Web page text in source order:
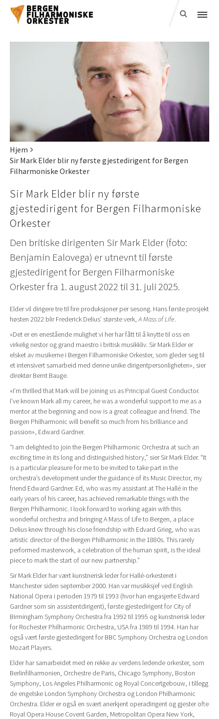
Hjem
Sir Mark Elder blir ny første gjestedirigent for Bergen
Filharmoniske Orkester
Sir Mark Elder blir ny første
gjestedirigent for Bergen Filharmoniske
Orkester
Den britiske dirigenten Sir Mark Elder (foto:
Benjamin Ealovega) er utnevnt til første
gjestedirigent for Bergen Filharmoniske
Orkester fra 1. august 2022 til 31. juli 2025.
Elder vil dirigere tre til fire produksjoner per sesong. Hans første prosjekt
høsten 2022 blir Frederick Delius’ største verk,A Mass of Life.
«Det er en enestående mulighet vi her har fått til å knytte til oss en
virkelig nestor og grand maestro i britisk musikkliv. Sir Mark Elder er
elsket av musikerne i Bergen Filharmoniske Orkester, som gleder seg til
et intensivert samarbeid med denne unike dirigentpersonligheten», sier
direktør Bernt Bauge.
«I’m thrilled that Mark will be joining us as Principal Guest Conductor.
I’ve known Mark all my career, he was a wonderful support to me as a
mentor at the beginning and now is a great colleague and friend. The
Bergen Philharmonic will benefit so much from his brilliance and
passion», Edward Gardner.
“I am delighted to join the Bergen Philharmonic Orchestra at such an
exciting time in its long and distinguished history,” sier Sir Mark Elder. “It
is a particular pleasure for me to be invited to take part in the
orchestra’s development under the guidance of its Music Director, my
friend Edward Gardner. Ed, who was my assistant at The Hallé in the
early years of his career, has achieved remarkable things with the
Bergen Philharmonic. I look forward to working again with this
wonderful orchestra and bringing A Mass of Life to Bergen, a place
Delius knew through his close friendship with Edvard Grieg, who was
artistic director of the Bergen Philharmonic in the 1880s. This rarely
performed masterwork, a celebration of the human spirit, is the ideal
piece to mark the start of our new partnership.”
Sir Mark Elder har vært kunstnerisk leder for Hallé-orkesteret i
Manchester siden september 2000. Han var musikksjef ved English
National Opera i perioden 1979 til 1993 (hvor han engasjerte Edward
Gardner som sin assistentdirigent), første gjestedirigent for City of
Birmingham Symphony Orchestra fra 1992 til 1995 og kunstnerisk leder
for Rochester Philharmonic Orchestra, USA fra 1989 til 1994. Han har
også vært første gjestedirigent for BBC Symphony Orchestra og London
Mozart Players.
Elder har samarbeidet med en rekke av verdens ledende orkester, som
Berlinfilharmonien, Orchestre de Paris, Chicago Symphony, Boston
Symphony, Los Angeles Philharmonic og Royal Concertgebouw, i tillegg
de engelske London Symphony Orchestra og London Philharmonic
Orchestra. Elder er også en svært anerkjent operadirigent og gjester ofte
Royal Opera House Covent Garden, Metropolitan Opera New York,